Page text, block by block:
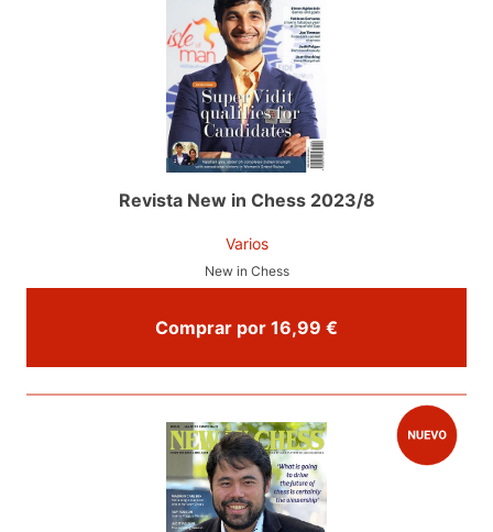
Revista New in Chess 2023/8
Varios
New in Chess
Comprar por 16,99 €